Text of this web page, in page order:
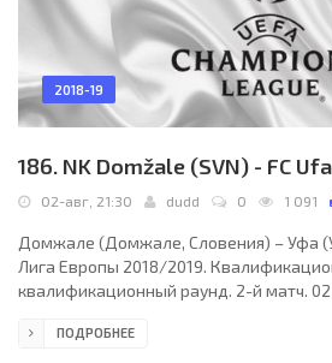
2018-19
186. NK Domžale (SVN) - FC Ufa
02-авг, 21:30 dudd 0 1 091
Домжале (Домжале, Словения) – Уфа
Лига Европы 2018/2019.
квалификационный раунд. 2-й матч. 02
Стадион "Шпортни парк". 3000
ПОДРОБНЕЕ